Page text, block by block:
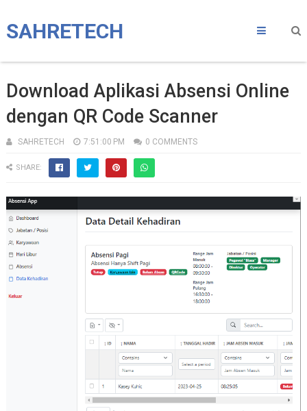
SAHRETECH
Download Aplikasi Absensi Online
dengan QR Code Scanner
SAHRETECH 7:51:00 PM 0 COMMENTS
SHARE: